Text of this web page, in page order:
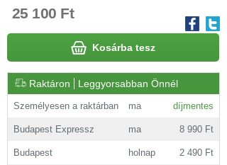
25 100 Ft
Kosárba tesz
Raktáron Leggyorsabban Önnél
Személyesen a raktárban ma díjmentes
Budapest Expressz ma 8 990 Ft
Budapest holnap 2 490 Ft